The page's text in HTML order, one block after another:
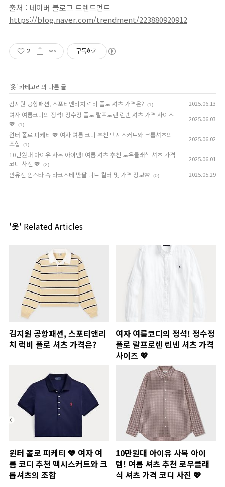
출처 : 네이버 블로그 트렌드먼트
https://blog.naver.com/trendment/223880920912
2 구독하기
'옷' 카테고리의 다른 글
김지원 공항패션, 스포티앤리치 럭비 폴로 셔츠 가격은?
(1) 2025.06.13
여자 여름코디의 정석! 정수정 폴로 랄프로렌 린넨 셔츠 가격 사이즈
💖
(1)
2025.06.03
윈터 폴로 피케티 💖 여자 여름 코디 추천 맥시스커트와 크롭셔츠의
조합 (1)
2025.06.02
10만원대 아이유 사복 아이템! 여름 셔츠 추천 로우클래식 셔츠 가격
코디 사진 💖
(2)
2025.06.01
안유진 인스타 속 라코스테 반팔 니트 컬러 및 가격 정보🌸 (0) 2025.05.29
'옷' Related Articles
김지원 공항패션, 스포티앤리
치 럭비 폴로 셔츠 가격은?
여자 여름코디의 정석! 정수정
폴로 랄프로렌 린넨 셔츠 가격
사이즈 💖
윈터 폴로 피케티 💖 여자 여
름 코디 추천 맥시스커트와 크
롭셔츠의 조합
10만원대 아이유 사복 아이
템! 여름 셔츠 추천 로우클래
식 셔츠 가격 코디 사진 💖